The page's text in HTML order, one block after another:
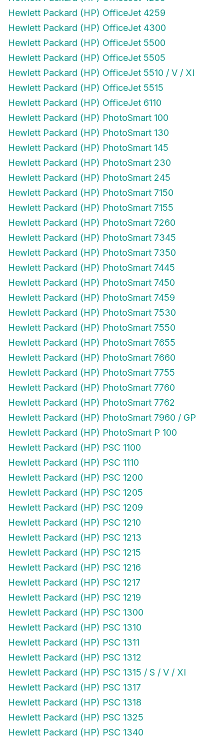
Hewlett Packard (HP) OfficeJet 4259
Hewlett Packard (HP) OfficeJet 4300
Hewlett Packard (HP) OfficeJet 5500
Hewlett Packard (HP) OfficeJet 5505
Hewlett Packard (HP) OfficeJet 5510 / V / XI
Hewlett Packard (HP) OfficeJet 5515
Hewlett Packard (HP) OfficeJet 6110
Hewlett Packard (HP) PhotoSmart 100
Hewlett Packard (HP) PhotoSmart 130
Hewlett Packard (HP) PhotoSmart 145
Hewlett Packard (HP) PhotoSmart 230
Hewlett Packard (HP) PhotoSmart 245
Hewlett Packard (HP) PhotoSmart 7150
Hewlett Packard (HP) PhotoSmart 7155
Hewlett Packard (HP) PhotoSmart 7260
Hewlett Packard (HP) PhotoSmart 7345
Hewlett Packard (HP) PhotoSmart 7350
Hewlett Packard (HP) PhotoSmart 7445
Hewlett Packard (HP) PhotoSmart 7450
Hewlett Packard (HP) PhotoSmart 7459
Hewlett Packard (HP) PhotoSmart 7530
Hewlett Packard (HP) PhotoSmart 7550
Hewlett Packard (HP) PhotoSmart 7655
Hewlett Packard (HP) PhotoSmart 7660
Hewlett Packard (HP) PhotoSmart 7755
Hewlett Packard (HP) PhotoSmart 7760
Hewlett Packard (HP) PhotoSmart 7762
Hewlett Packard (HP) PhotoSmart 7960 / GP
Hewlett Packard (HP) PhotoSmart P 100
Hewlett Packard (HP) PSC 1100
Hewlett Packard (HP) PSC 1110
Hewlett Packard (HP) PSC 1200
Hewlett Packard (HP) PSC 1205
Hewlett Packard (HP) PSC 1209
Hewlett Packard (HP) PSC 1210
Hewlett Packard (HP) PSC 1213
Hewlett Packard (HP) PSC 1215
Hewlett Packard (HP) PSC 1216
Hewlett Packard (HP) PSC 1217
Hewlett Packard (HP) PSC 1219
Hewlett Packard (HP) PSC 1300
Hewlett Packard (HP) PSC 1310
Hewlett Packard (HP) PSC 1311
Hewlett Packard (HP) PSC 1312
Hewlett Packard (HP) PSC 1315 / S / V / XI
Hewlett Packard (HP) PSC 1317
Hewlett Packard (HP) PSC 1318
Hewlett Packard (HP) PSC 1325
Hewlett Packard (HP) PSC 1340